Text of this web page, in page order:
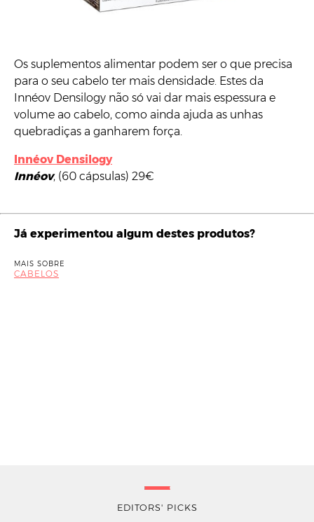
Os suplementos alimentar podem ser o que precisa
para o seu cabelo ter mais densidade. Estes da
Innéov Densilogy não só vai dar mais espessura e
volume ao cabelo, como ainda ajuda as unhas
quebradiças a ganharem força.
Innéov Densilogy
Innéov, (60 cápsulas) 29€
Já experimentou algum destes produtos?
MAIS SOBRE
CABELOS
EDITORS' PICKS